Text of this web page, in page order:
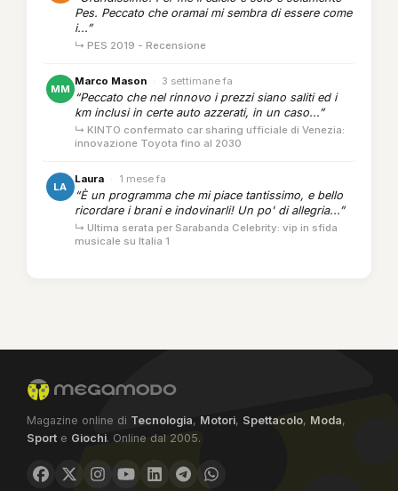
Pes. Peccato che oramai mi sembra di essere come
i...”
↳ PES 2019 - Recensione
MM
Marco Mason · 3 settimane fa
“Peccato che nel rinnovo i prezzi siano saliti ed i
km inclusi in certe auto azzerati, in un caso...”
↳ KINTO confermato car sharing ufficiale di Venezia:
innovazione Toyota fino al 2030
LA
Laura · 1 mese fa
“È un programma che mi piace tantissimo, e bello
ricordare i brani e indovinarli! Un po' di allegria...”
↳ Ultima serata per Sarabanda Celebrity: vip in sfida
musicale su Italia 1
Magazine online di Tecnologia, Motori, Spettacolo, Moda,
Sport e Giochi. Online dal 2005.